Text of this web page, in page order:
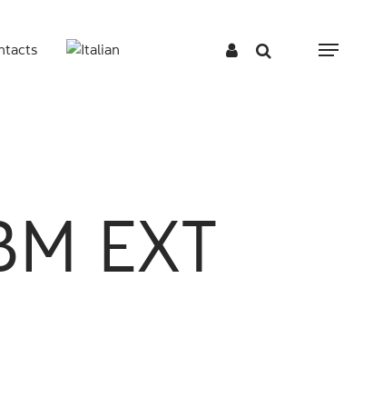
Menu
EXT